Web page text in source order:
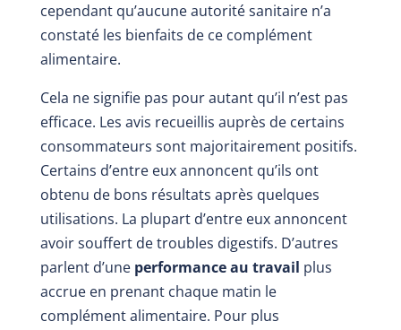
cependant qu’aucune autorité sanitaire n’a
constaté les bienfaits de ce complément
alimentaire.
Cela ne signifie pas pour autant qu’il n’est pas
efficace. Les avis recueillis auprès de certains
consommateurs sont majoritairement positifs.
Certains d’entre eux annoncent qu’ils ont
obtenu de bons résultats après quelques
utilisations. La plupart d’entre eux annoncent
avoir souffert de troubles digestifs. D’autres
parlent d’une performance au travail plus
accrue en prenant chaque matin le
complément alimentaire. Pour plus